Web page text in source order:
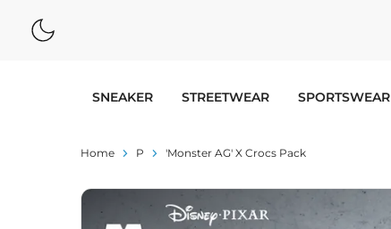
SNEAKER STREETWEAR SPORTSWEAR
Home P 'Monster AG' X Crocs Pack